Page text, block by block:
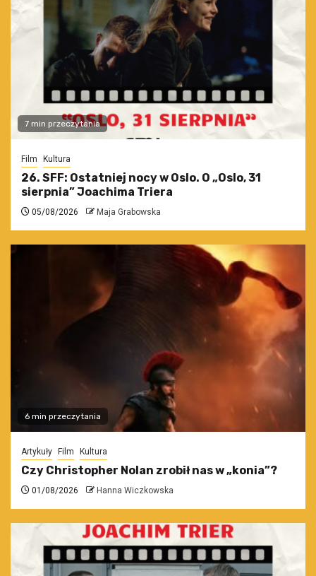
7 min przeczytania
Film Kultura
26. SFF: Ostatniej nocy w Oslo. O „Oslo, 31
sierpnia” Joachima Triera
05/08/2026 Maja Grabowska
6 min przeczytania
Artykuły Film Kultura
Czy Christopher Nolan zrobił nas w „konia”?
01/08/2026 Hanna Wiczkowska